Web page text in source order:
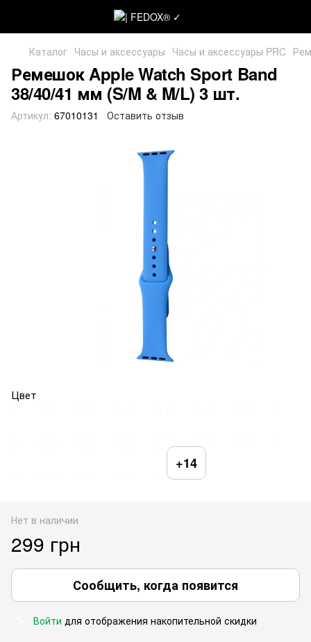
Каталог Часы и аксессуары Часы и аксессуары PRC
Ремешок Apple Watch Sport Band
38/40/41 мм (S/M & M/L) 3 шт.
Артикул: 67010131 Оставить отзыв
Цвет
+14
Нет в наличии
299 грн
Сообщить, когда появится
Войти для отображения накопительной скидки